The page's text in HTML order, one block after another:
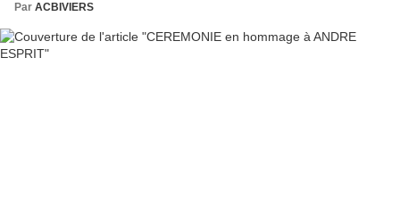
Par ACBIVIERS